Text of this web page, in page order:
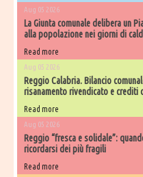
Aug 05 2026
La Giunta comunale delibera un
alla popolazione nei giorni di
Read more
Aug 05 2026
Reggio Calabria. Bilancio
risanamento rivendicato e crediti
Read more
Aug 05 2026
Reggio “fresca e solidale”:
ricordarsi dei più fragili
Read more